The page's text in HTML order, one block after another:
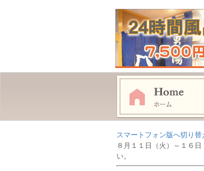
スマートフォン版へ切り替
８月１１日（火）～１６
い。